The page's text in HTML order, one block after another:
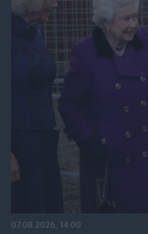
07.08.2026, 14:00